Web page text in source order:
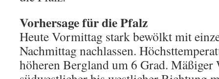
Vorhersage für die Pfalz
Heute Vormittag stark bewölkt mit
Nachmittag nachlassen.
höheren Bergland um 6 Grad. Mäßiger